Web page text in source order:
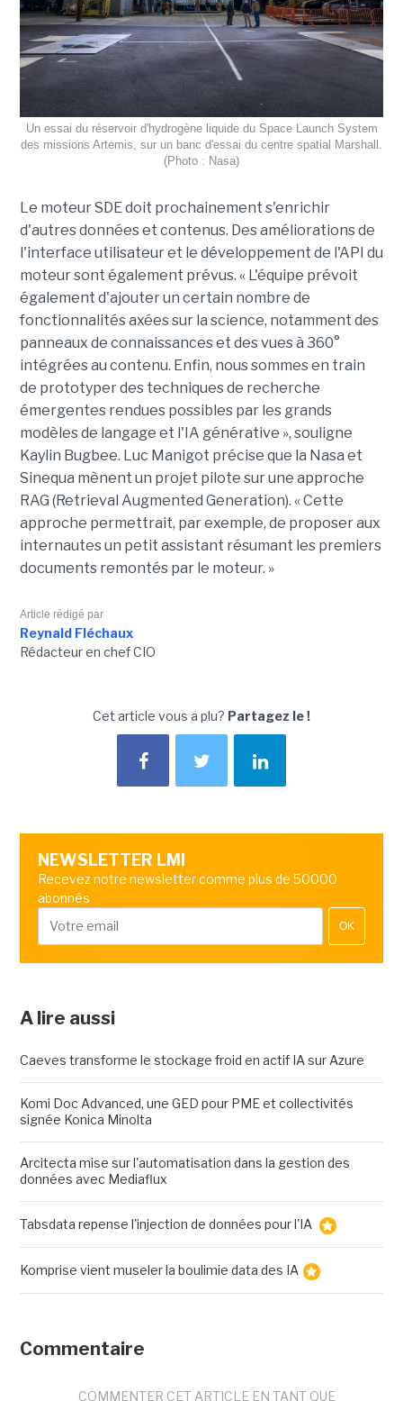
Un essai du réservoir d'hydrogène liquide du Space Launch System
des missions Artemis, sur un banc d'essai du centre spatial Marshall.
(Photo : Nasa)
Le moteur SDE doit prochainement s'enrichir
d'autres données et contenus. Des améliorations de
l'interface utilisateur et le développement de l'API du
moteur sont également prévus. « L'équipe prévoit
également d'ajouter un certain nombre de
fonctionnalités axées sur la science, notamment des
panneaux de connaissances et des vues à 360°
intégrées au contenu. Enfin, nous sommes en train
de prototyper des techniques de recherche
émergentes rendues possibles par les grands
modèles de langage et l'IA générative », souligne
Kaylin Bugbee. Luc Manigot précise que la Nasa et
Sinequa mènent un projet pilote sur une approche
RAG (Retrieval Augmented Generation). « Cette
approche permettrait, par exemple, de proposer aux
internautes un petit assistant résumant les premiers
documents remontés par le moteur. »
Article rédigé par
Reynald Fléchaux
Rédacteur en chef CIO
Cet article vous a plu? Partagez le !
NEWSLETTER LMI
Recevez notre newsletter comme plus de 50000
abonnés
OK
A lire aussi
Caeves transforme le stockage froid en actif IA sur Azure
Komi Doc Advanced, une GED pour PME et collectivités
signée Konica Minolta
Arcitecta mise sur l'automatisation dans la gestion des
données avec Mediaflux
Tabsdata repense l'injection de données pour l'IA
Komprise vient museler la boulimie data des IA
Commentaire
COMMENTER CET ARTICLE EN TANT QUE